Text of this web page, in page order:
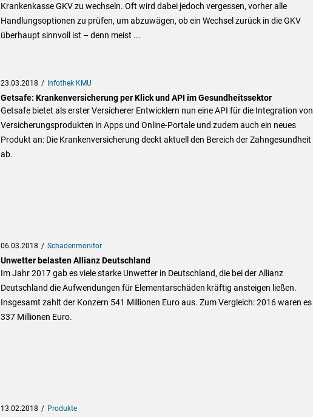
Krankenkasse GKV zu wechseln. Oft wird dabei jedoch vergessen, vorher alle
Handlungsoptionen zu prüfen, um abzuwägen, ob ein Wechsel zurück in die GKV
überhaupt sinnvoll ist – denn meist ...
23.03.2018 Infothek KMU
Getsafe: Krankenversicherung per Klick und API im Gesundheitssektor
Getsafe bietet als erster Versicherer Entwicklern nun eine API für die Integration von
Versicherungsprodukten in Apps und Online-Portale und zudem auch ein neues
Produkt an: Die Krankenversicherung deckt aktuell den Bereich der Zahngesundheit
ab.
06.03.2018 Schadenmonitor
Unwetter belasten Allianz Deutschland
Im Jahr 2017 gab es viele starke Unwetter in Deutschland, die bei der Allianz
Deutschland die Aufwendungen für Elementarschäden kräftig ansteigen ließen.
Insgesamt zahlt der Konzern 541 Millionen Euro aus. Zum Vergleich: 2016 waren es
337 Millionen Euro.
13.02.2018 Produkte